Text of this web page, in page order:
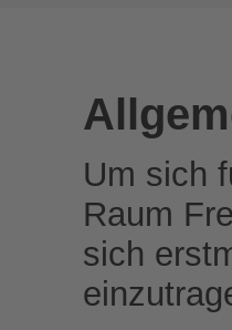
Um sich
Raum
sich